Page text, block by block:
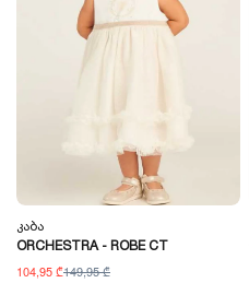
Კაბა
ORCHESTRA - ROBE CT
104,95 ₾149,95 ₾